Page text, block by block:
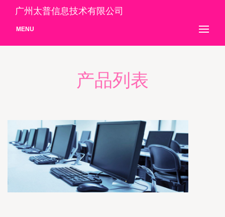
广州太普信息技术有限公司
MENU
产品列表